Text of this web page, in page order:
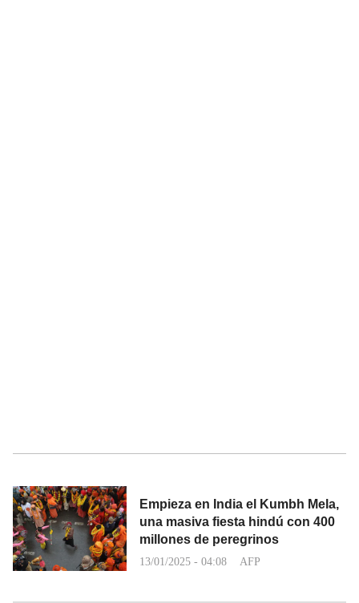
Empieza en India el Kumbh Mela,
una masiva fiesta hindú con 400
millones de peregrinos
13/01/2025 - 04:08 AFP